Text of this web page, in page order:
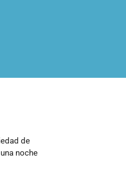
de
noche